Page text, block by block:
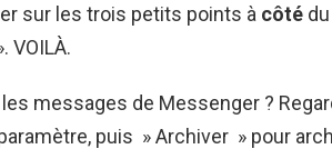
sur les trois petits points à côté
VOILÀ.
messages de Messenger ?
puis » Archiver » pour